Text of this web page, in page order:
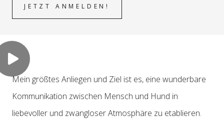
JETZT ANMELDEN!
Mein größtes Anliegen und Ziel ist es, eine wunderbare
Kommunikation zwischen Mensch und Hund in
liebevoller und zwangloser Atmosphäre zu etablieren.